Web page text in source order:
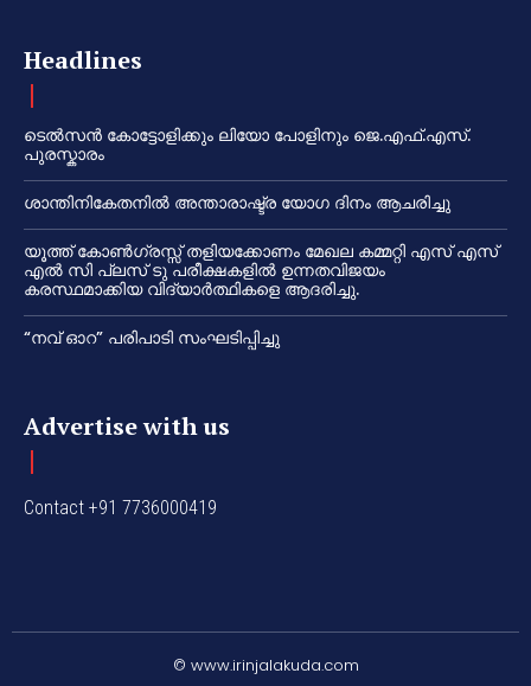
Headlines
ടെൽസൻ കോട്ടോളിക്കും ലിയോ പോളിനും ജെ.എഫ്.എസ്.
പുരസ്കാരം
ശാന്തിനികേതനിൽ അന്താരാഷ്ട്ര യോഗ ദിനം ആചരിച്ചു
യൂത്ത് കോൺഗ്രസ്സ് തളിയക്കോണം മേഖല കമ്മറ്റി എസ് എസ്
എൽ സി പ്ലസ് ടു പരീക്ഷകളിൽ ഉന്നതവിജയം
കരസ്ഥമാക്കിയ വിദ്യാർത്ഥികളെ ആദരിച്ചു.
“നവ് ഓറ” പരിപാടി സംഘടിപ്പിച്ചു
Advertise with us
Contact +91 7736000419
© www.irinjalakuda.com